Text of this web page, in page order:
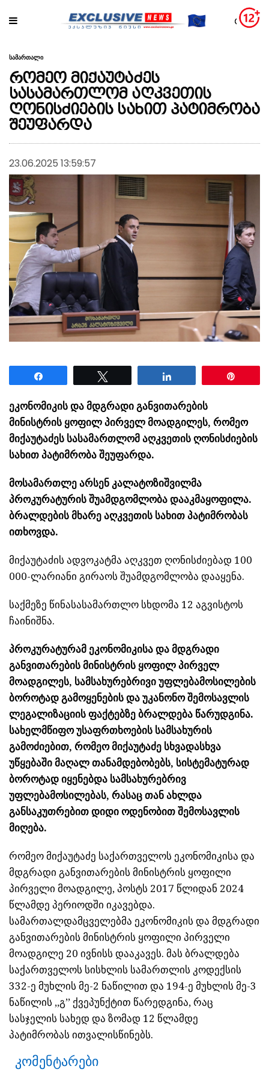
სამართალი
რომეო მიქაუტაძეს
სასამართლომ აღკვეთის
ღონისძიების სახით პატიმრობა
შეუფარდა
23.06.2025 13:59:57
ეკონომიკის და მდგრადი განვითარების
მინისტრის ყოფილ პირველ მოადგილეს, რომეო
მიქაუტაძეს სასამართლომ აღკვეთის ღონისძიების
სახით პატიმრობა შეუფარდა.
მოსამართლე არსენ კალატოზიშვილმა
პროკურატურის შუამდგომლობა დააკმაყოფილა.
ბრალდების მხარე აღკვეთის სახით პატიმრობას
ითხოვდა.
მიქაუტაძის ადვოკატმა აღკვეთ ღონისძიებად 100
000-ლარიანი გირაოს შუამდგომლობა დააყენა.
საქმეზე წინასასამართლო სხდომა 12 აგვისტოს
ჩაინიშნა.
პროკურატურამ ეკონომიკისა და მდგრადი
განვითარების მინისტრის ყოფილ პირველ
მოადგილეს, სამსახურებრივი უფლებამოსილების
ბოროტად გამოყენების და უკანონო შემოსავლის
ლეგალიზაციის ფაქტებზე ბრალდება წარუდგინა.
სახელმწიფო უსაფრთხოების სამსახურის
გამოძიებით, რომეო მიქაუტაძე სხვადასხვა
უწყებაში მაღალ თანამდებობებს, სისტემატურად
ბოროტად იყენებდა სამსახურებრივ
უფლებამოსილებას, რასაც თან ახლდა
განსაკუთრებით დიდი ოდენობით შემოსავლის
მიღება.
რომეო მიქაუტაძე საქართველოს ეკონომიკისა და
მდგრადი განვითარების მინისტრის ყოფილი
პირველი მოადგილე, პოსტს 2017 წლიდან 2024
წლამდე პერიოდში იკავებდა.
სამართალდამცველებმა ეკონომიკის და მდგრადი
განვითარების მინისტრის ყოფილი პირველი
მოადგილე 20 ივნისს დააკავეს. მას ბრალდება
საქართველოს სისხლის სამართლის კოდექსის
332-ე მუხლის მე-2 ნაწილით და 194-ე მუხლის მე-3
ნაწილის ,,გ’’ ქვეპუნქტით წარედგინა, რაც
სასჯელის სახედ და ზომად 12 წლამდე
პატიმრობას ითვალისწინებს.
კომენტარები